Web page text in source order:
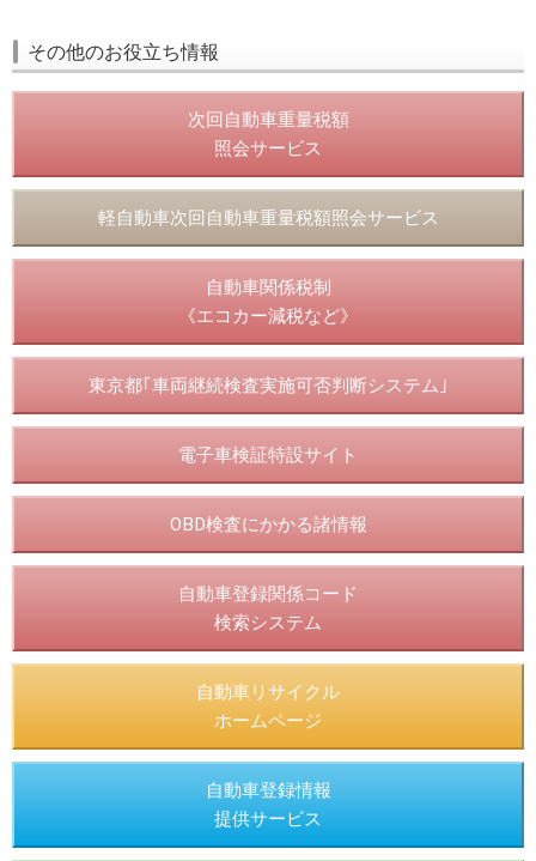
その他のお役立ち情報
次回自動車重量税額
照会サービス
軽自動車次回自動車重量税額照会サービス
自動車関係税制
《エコカー減税など》
東京都｢車両継続検査実施可否判断システム｣
電子車検証特設サイト
OBD検査にかかる諸情報
自動車登録関係コード
検索システム
自動車リサイクル
ホームページ
自動車登録情報
提供サービス